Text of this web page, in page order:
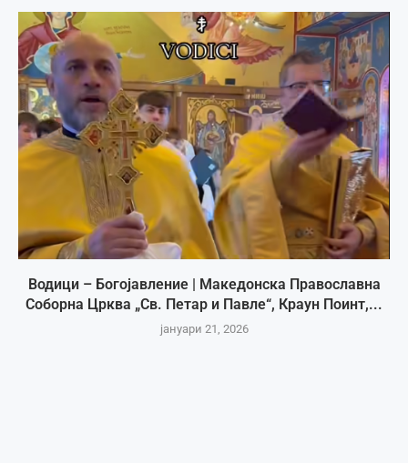
Водици – Богојавление | Македонска Православна
Соборна Црква „Св. Петар и Павле“, Краун Поинт,...
јануари 21, 2026